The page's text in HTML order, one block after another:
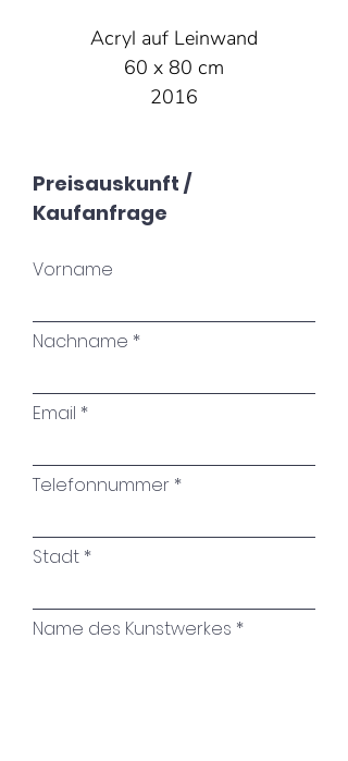
Acryl auf Leinwand
60 x 80 cm
2016
Preisauskunft /
Kaufanfrage
Vorname
Nachname
Email
Telefonnummer
Stadt
Name des Kunstwerkes